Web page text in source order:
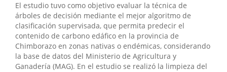
El estudio tuvo como objetivo evaluar la técnica de
árboles de decisión mediante el mejor algoritmo de
clasificación supervisada, que permita predecir el
contenido de carbono edáfico en la provincia de
Chimborazo en zonas nativas o endémicas, considerando
la base de datos del Ministerio de Agricultura y
Ganadería (MAG). En el estudio se realizó la limpieza del